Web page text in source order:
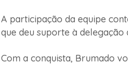
A participação da equipe
que deu suporte à
Com a conquista, Brumado